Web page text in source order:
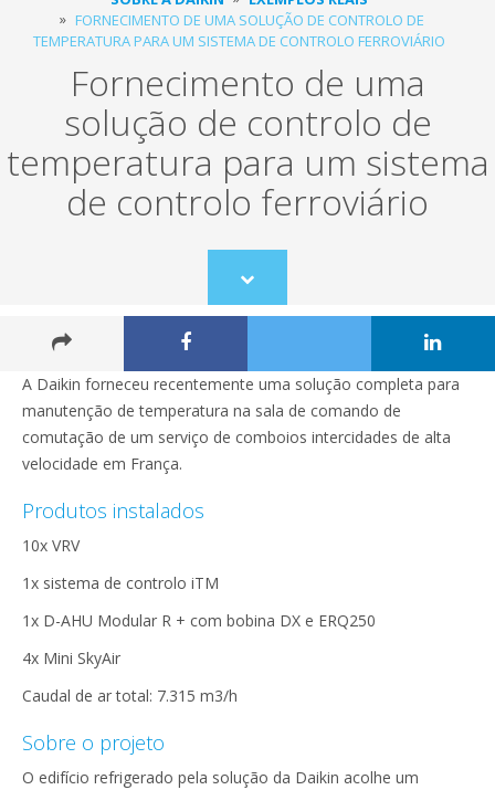
FORNECIMENTO DE UMA SOLUÇÃO DE CONTROLO DE
TEMPERATURA PARA UM SISTEMA DE CONTROLO FERROVIÁRIO
Fornecimento de uma
solução de controlo de
temperatura para um sistema
de controlo ferroviário
Scroll
to
A Daikin forneceu recentemente uma solução completa para
manutenção de temperatura na sala de comando de
comutação de um serviço de comboios intercidades de alta
velocidade em França.
Produtos instalados
10x VRV
1x sistema de controlo iTM
1x D-AHU Modular R + com bobina DX e ERQ250
4x Mini SkyAir
Caudal de ar total: 7.315 m3/h
Sobre o projeto
O edifício refrigerado pela solução da Daikin acolhe um